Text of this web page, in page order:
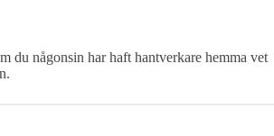
du någonsin har haft hantverkare hemma vet